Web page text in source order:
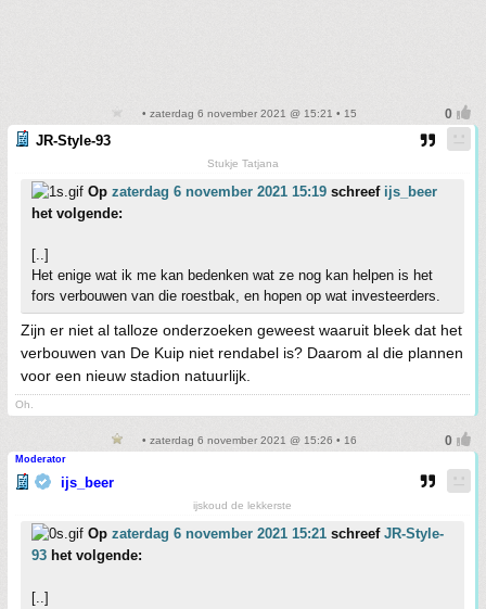
• zaterdag 6 november 2021 @ 15:21 • 15
JR-Style-93
Stukje Tatjana
Op zaterdag 6 november 2021 15:19 schreef ijs_beer
het volgende:
[..]
Het enige wat ik me kan bedenken wat ze nog kan helpen is het
fors verbouwen van die roestbak, en hopen op wat investeerders.
Zijn er niet al talloze onderzoeken geweest waaruit bleek dat het
verbouwen van De Kuip niet rendabel is? Daarom al die plannen
voor een nieuw stadion natuurlijk.
Oh.
• zaterdag 6 november 2021 @ 15:26 • 16
Moderator
ijs_beer
ijskoud de lekkerste
Op zaterdag 6 november 2021 15:21 schreef JR-Style-
93 het volgende:
[..]